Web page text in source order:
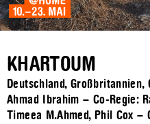
KHARTOUM
Deutschland, Großbritannien,
Ahmad Ibrahim – Co-Regie:
Timeea M.Ahmed, Phil Cox